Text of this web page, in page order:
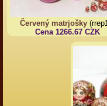
Červený matrjošky
Cena 1266.67 CZK